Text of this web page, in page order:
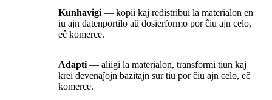
Kunhavigi — kopii kaj redistribui la materialon en
iu ajn datenportilo aŭ dosierformo por ĉiu ajn celo,
eĉ komerce.
Adapti — aliigi la materialon, transformi tiun kaj
krei devenaĵojn bazitajn sur tiu por ĉiu ajn celo, eĉ
komerce.